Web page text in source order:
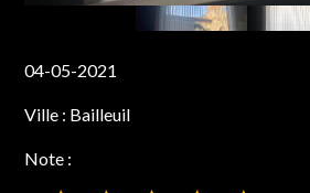
04-05-2021
Ville : Bailleuil
Note :